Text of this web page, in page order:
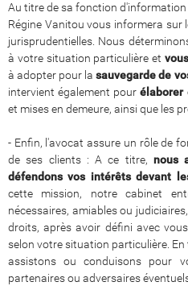
Au titre de sa fonction
Régine Vanitou vous informera sur
jurisprudentielles. Nous
à votre situation particulière et
à adopter pour lasauvegarde de
intervient également pour élaborer
et mises en demeure, ainsi que les
- Enfin, l'avocat assure un rôle de
de ses clients : A ce titre, nous
défendons vos intérêts devant
cette mission, notre cabinet
nécessaires, amiables ou
droits, après avoir défini avec
selon votre situation particulière.
assistons ou conduisons pour
partenaires ou adversaires